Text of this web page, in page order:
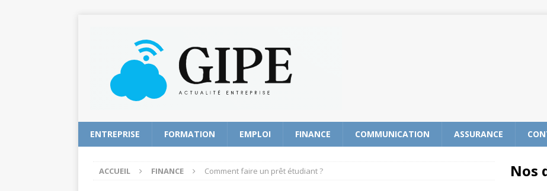
ENTREPRISE FORMATION EMPLOI FINANCE COMMUNICATION ASSURANCE
ACCUEIL FINANCE Comment faire un prêt étudiant ? Nos